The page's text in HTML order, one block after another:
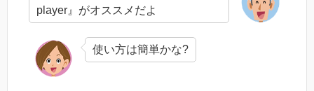
player』がオススメだよ
使い方は簡単かな?